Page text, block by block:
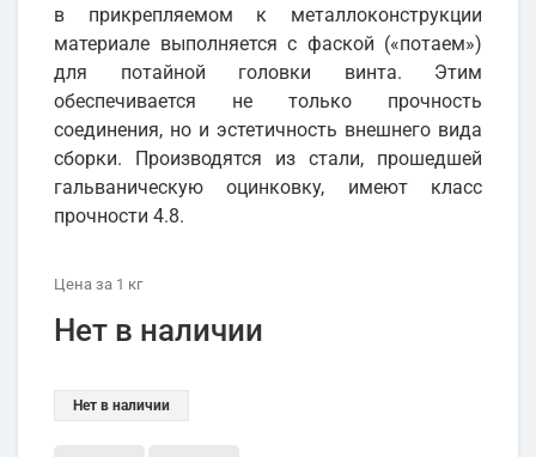
в прикрепляемом к металлоконструкции
материале выполняется с фаской («потаем»)
для потайной головки винта. Этим
обеспечивается не только прочность
соединения, но и эстетичность внешнего вида
сборки. Производятся из стали, прошедшей
гальваническую оцинковку, имеют класс
прочности 4.8.
Цена за 1 кг
Нет в наличии
Нет в наличии